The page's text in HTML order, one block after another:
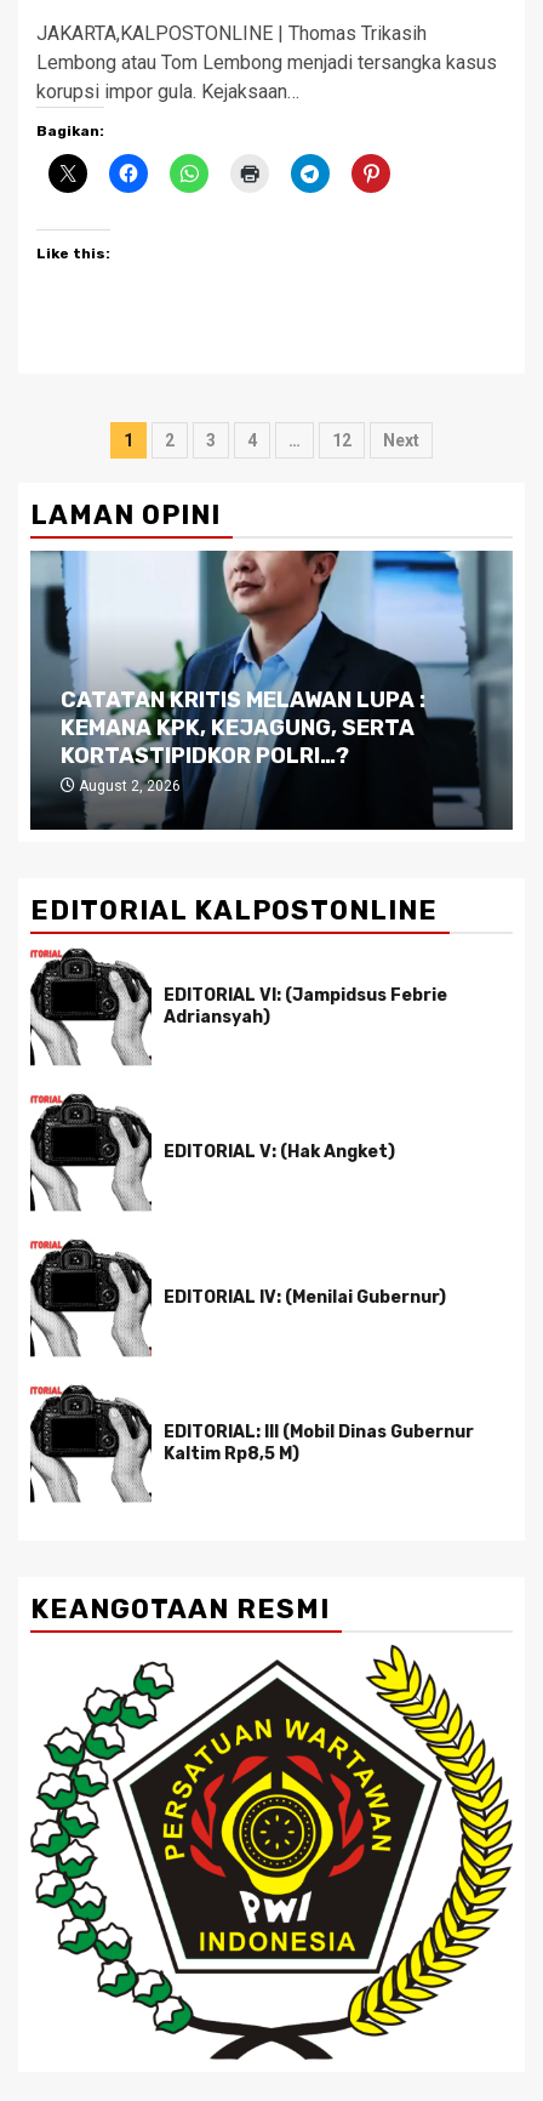
JAKARTA,KALPOSTONLINE | Thomas Trikasih
Lembong atau Tom Lembong menjadi tersangka kasus
korupsi impor gula. Kejaksaan…
Bagikan:
Like this:
Posts
1 2 3 4 … 12 Next
LAMAN OPINI
Dilema Kaltim di Tengah Krisis:
Kutukan Sumber Daya Alam dan
Pemimpin yang Tak Kreatif
July 29, 2026
EDITORIAL KALPOSTONLINE
EDITORIAL VI: (Jampidsus Febrie
Adriansyah)
EDITORIAL V: (Hak Angket)
EDITORIAL IV: (Menilai Gubernur)
EDITORIAL: III (Mobil Dinas Gubernur
Kaltim Rp8,5 M)
KEANGOTAAN RESMI